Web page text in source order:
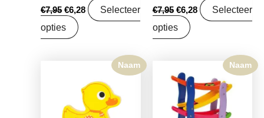
€7,95 €6,28
Selecteer
opties
€7,95 €6,28
Selecteer
opties
Naam Naam